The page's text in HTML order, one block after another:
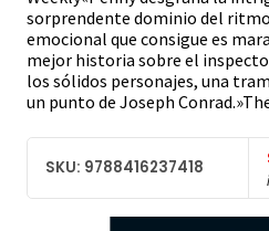
sorprendente dominio del
emocional que consigue es
mejor historia sobre el
los sólidos personajes, una
un punto de Joseph
SKU: 9788416237418